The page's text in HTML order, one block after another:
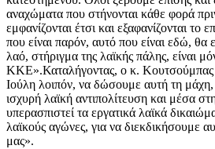
αναχώματα που στήνονται κάθε φορά
εμφανίζονται έτσι και εξαφανίζονται
που είναι παρόν, αυτό που είναι εδώ, θα
λαό, στήριγμα της λαϊκής πάλης, είναι
ΚΚΕ».Καταλήγοντας, ο κ. Κουτσούμπας
Ιούλη λοιπόν, να δώσουμε αυτή τη μάχη,
ισχυρή λαϊκή αντιπολίτευση και μέσα
υπερασπιστεί τα εργατικά λαϊκά
λαϊκούς αγώνες, για να διεκδικήσουμε
μας».